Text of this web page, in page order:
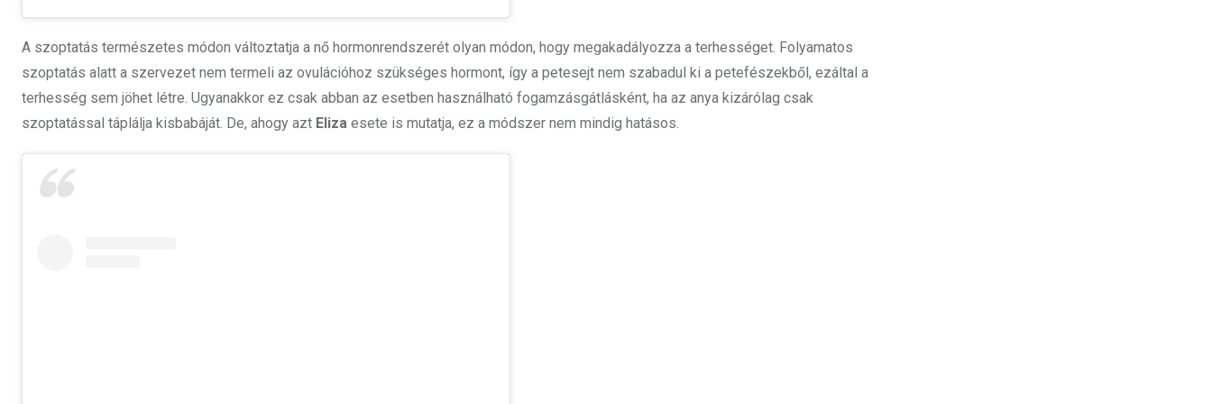
A szoptatás természetes módon változtatja a nő hormonrendszerét olyan módon, hogy megakadályozza a terhességet. Folyamatos
szoptatás alatt a szervezet nem termeli az ovulációhoz szükséges hormont, így a petesejt nem szabadul ki a petefészekből, ezáltal a
terhesség sem jöhet létre. Ugyanakkor ez csak abban az esetben használható fogamzásgátlásként, ha az anya kizárólag csak
szoptatással táplálja kisbabáját. De, ahogy azt Eliza esete is mutatja, ez a módszer nem mindig hatásos.